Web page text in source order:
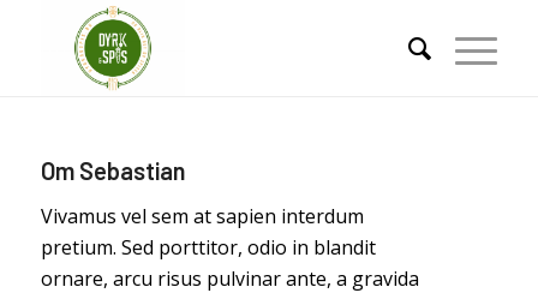
Om Sebastian
Vivamus vel sem at sapien interdum
pretium. Sed porttitor, odio in blandit
ornare, arcu risus pulvinar ante, a gravida